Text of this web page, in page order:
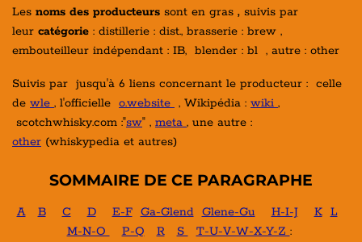
Les noms des producteurs sont en gras , suivis par
leur catégorie : distillerie : dist., brasserie : brew ,
embouteilleur indépendant : IB, blender : bl , autre : other
Suivis par jusqu'à 6 liens concernant le producteur : celle
de wle , l'officielle o.website , Wikipédia : wiki ,
scotchwhisky.com :"sw" , meta , une autre :
other (whiskypedia et autres)
SOMMAIRE DE CE PARAGRAPHE
A B C D E-F Ga-Glend Glene-Gu H-I-J K L
M-N-O
P-Q R S T-U-V-W-X-Y-Z :